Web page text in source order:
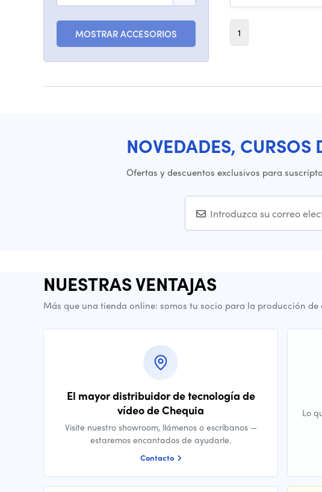
MOSTRAR ACCESORIOS 1
NOVEDADES,
Ofertas y descuentos exclusivos para
NUESTRAS VENTAJAS
Más que una tienda online: somos tu socio para la producción de
El mayor distribuidor de tecnología de
vídeo de Chequia
Visite nuestro showroom, llámenos o escríbanos —
estaremos encantados de ayudarle.
Contacto
Lo